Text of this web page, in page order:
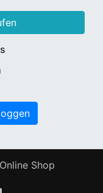
Shop